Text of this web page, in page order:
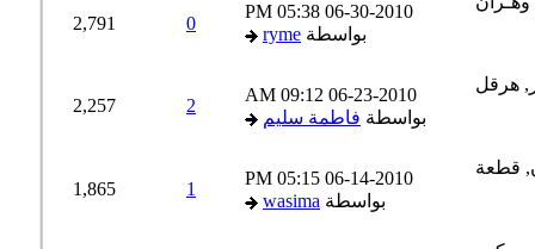
06-30-2010
05:38 PM
بواسطةryme
2,791
06-23-2010
09:12 AM
بواسطةفاطمة سليم
2,257
06-14-2010
05:15 PM
بواسطةwasima
1,865